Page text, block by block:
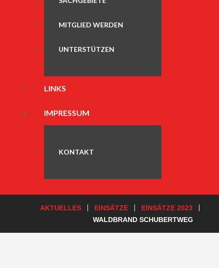
MITGLIED WERDEN
UNTERSTÜTZEN
LINKS
IMPRESSUM
KONTAKT
AKTUELLES EINSÄTZE
EINSÄTZE 2023
WALDBRAND SCHUBERTWEG